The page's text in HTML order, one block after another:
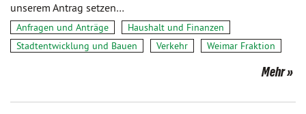
unserem Antrag setzen…
Anfragen und Anträge
Haushalt und Finanzen
Stadtentwicklung und Bauen
Verkehr Weimar Fraktion
Mehr